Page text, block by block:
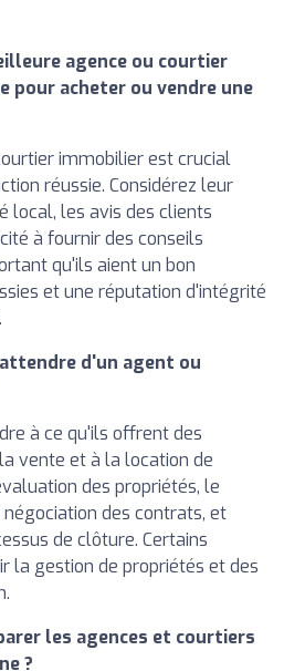
agence ou courtier
pour acheter ou vendre une
immobilier est crucial
réussie. Considérez leur
local, les avis des clients
à fournir des conseils
qu'ils aient un bon
et une réputation d'intégrité
d'un agent ou
à ce qu'ils offrent des
vente et à la location de
des propriétés, le
des contrats, et
de clôture. Certains
la gestion de propriétés et des
les agences et courtiers
?